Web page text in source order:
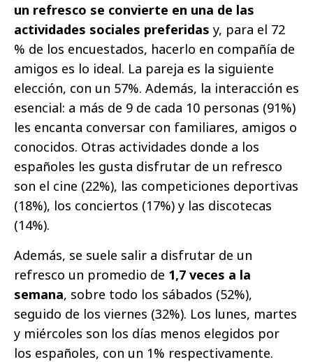
un refresco se convierte en una de las
actividades sociales preferidas y, para el 72
% de los encuestados, hacerlo en compañía de
amigos es lo ideal. La pareja es la siguiente
elección, con un 57%. Además, la interacción es
esencial: a más de 9 de cada 10 personas (91%)
les encanta conversar con familiares, amigos o
conocidos. Otras actividades donde a los
españoles les gusta disfrutar de un refresco
son el cine (22%), las competiciones deportivas
(18%), los conciertos (17%) y las discotecas
(14%).
Además, se suele salir a disfrutar de un
refresco un promedio de 1,7 veces a la
semana, sobre todo los sábados (52%),
seguido de los viernes (32%). Los lunes, martes
y miércoles son los días menos elegidos por
los españoles, con un 1% respectivamente.